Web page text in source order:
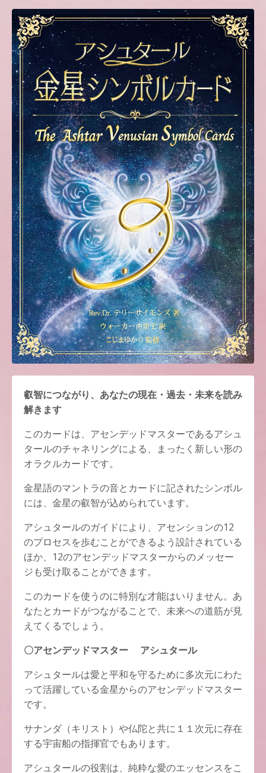
叡智につながり、あなたの現在・過去・未来を読み
解きます
このカードは、アセンデッドマスターであるアシュ
タールのチャネリングによる、まったく新しい形の
オラクルカードです。
金星語のマントラの音とカードに記されたシンボル
には、金星の叡智が込められています。
アシュタールのガイドにより、アセンションの12
のプロセスを歩むことができるよう設計されている
ほか、12のアセンデッドマスターからのメッセー
ジも受け取ることができます。
このカードを使うのに特別な才能はいりません。あ
なたとカードがつながることで、未来への道筋が見
えてくるでしょう。
〇アセンデッドマスター アシュタール
アシュタールは愛と平和を守るために多次元にわた
って活躍している金星からのアセンデッドマスター
です。
サナンダ（キリスト）や仏陀と共に１１次元に存在
する宇宙船の指揮官でもあります。
アシュタールの役割は、純粋な愛のエッセンスをこ